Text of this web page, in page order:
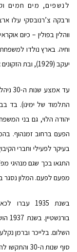
לנשפים, מים חמים
ווהלין בפולין – כיום
וחיה.
יעקב (1929), ובת הזקונים אסתר, שנולדה בשנת 1934.
התלמוד של ימינו). בד
הפעם ברחוב זמנהוף.
בעיקר לפעילי וחברי
התגאו בכך שגם מנהיגי
מפעם לפעם. המלון נסגר בשנת
בשנת 1935
בורנשטיין.
השלום. בלייכר וברמן
סוף שנות